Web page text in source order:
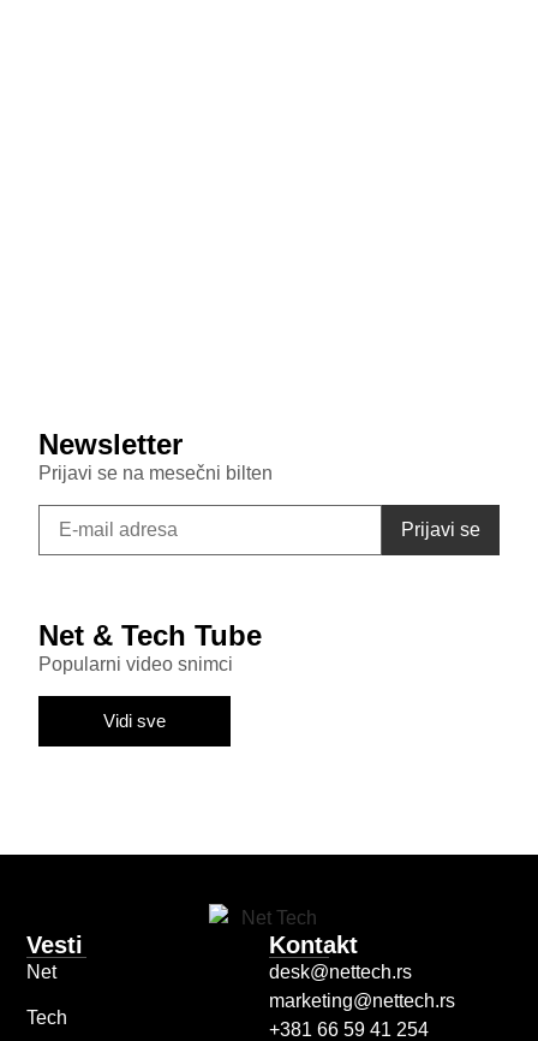
Newsletter
Prijavi se na mesečni bilten
Net & Tech Tube
Popularni video snimci
Vidi sve
Vesti
Net
Tech
Kontakt
desk@nettech.rs
marketing@nettech.rs
+381 66 59 41 254